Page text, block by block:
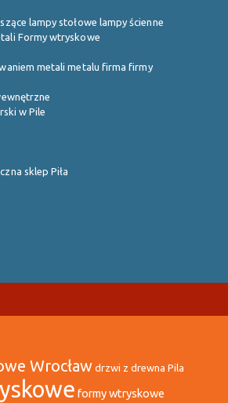
lampy stołowe lampy ścienne
Formy wtryskowe
metali metalu firma firmy
w Pile
sklep Piła
Wrocław drzwi z drewna Pila
formy wtryskowe